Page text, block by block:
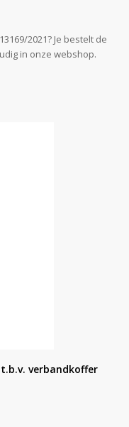
2021? Je bestelt de
in onze webshop.
verbandkoffer